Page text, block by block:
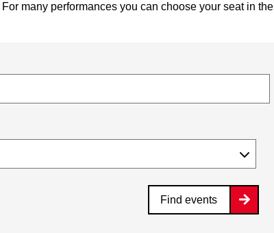
many performances you can choose your seat in the
Find events